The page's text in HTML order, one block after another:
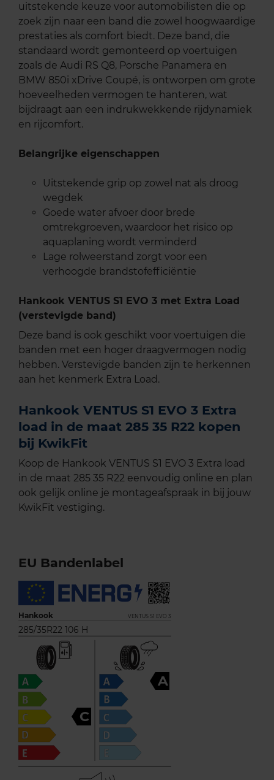
uitstekende keuze voor automobilisten die op
zoek zijn naar een band die zowel hoogwaardige
prestaties als comfort biedt. Deze band, die
standaard wordt gemonteerd op voertuigen
zoals de Audi RS Q8, Porsche Panamera en
BMW 850i xDrive Coupé, is ontworpen om grote
hoeveelheden vermogen te hanteren, wat
bijdraagt aan een indrukwekkende rijdynamiek
en rijcomfort.
Belangrijke eigenschappen
Uitstekende grip op zowel nat als droog
wegdek
Goede water afvoer door brede
omtrekgroeven, waardoor het risico op
aquaplaning wordt verminderd
Lage rolweerstand zorgt voor een
verhoogde brandstofefficiëntie
Hankook VENTUS S1 EVO 3 met Extra Load
(verstevigde band)
Deze band is ook geschikt voor voertuigen die
banden met een hoger draagvermogen nodig
hebben. Verstevigde banden zijn te herkennen
aan het kenmerk Extra Load.
Hankook VENTUS S1 EVO 3 Extra
load in de maat 285 35 R22 kopen
bij KwikFit
Koop de Hankook VENTUS S1 EVO 3 Extra load
in de maat 285 35 R22 eenvoudig online en plan
ook gelijk online je montageafspraak in bij jouw
KwikFit vestiging.
EU Bandenlabel
Hankook VENTUS S1 EVO 3
285/35R22 106 H
C
A